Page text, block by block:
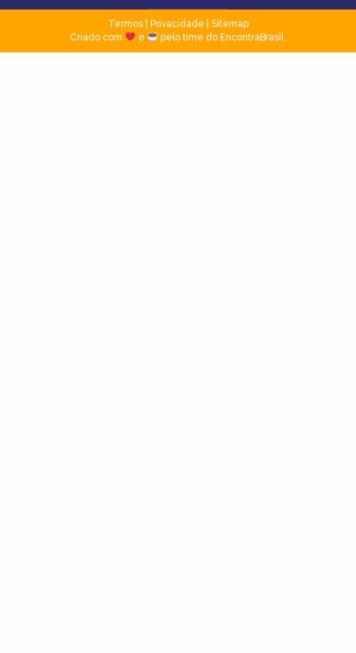
Termos| Privacidade
Sitemap
Criado com
e pelo time do EncontraBrasil